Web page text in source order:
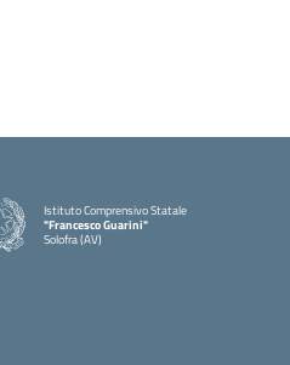
Istituto Comprensivo Statale
"Francesco Guarini"
Solofra (AV)